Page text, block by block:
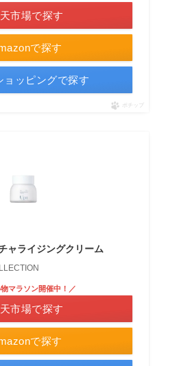
で探す
市場で探す
ョッピングで探す
ポチップ
ャライジングクリーム
で探す
マラソン開催中！／
市場で探す